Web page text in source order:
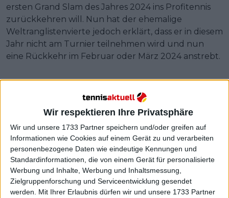
Wir respektieren Ihre Privatsphäre
Wir und unsere 1733 Partner speichern und/oder greifen auf
Informationen wie Cookies auf einem Gerät zu und verarbeiten
personenbezogene Daten wie eindeutige Kennungen und
Standardinformationen, die von einem Gerät für personalisierte
Werbung und Inhalte, Werbung und Inhaltsmessung,
Zielgruppenforschung und Serviceentwicklung gesendet
werden. Mit Ihrer Erlaubnis dürfen wir und unsere 1733 Partner
ersten Grand Slam des Jahres 2024 ins Profitennis
zurückkehren will. Nun hat der ehemalige
Weltranglistenvierte jedoch erklärt, dass er in diesem
Jahr nicht am Turnier teilnehmen wird und nun
eine Rückkehr im Februar oder März 2024 anstrebt.
Kei Nishikori survives in five AGAIN 🤯
He defeats Khachanov 4-6, 6-2, 2-6, 6-4,
6-4 after four hours.
#RolandGarros